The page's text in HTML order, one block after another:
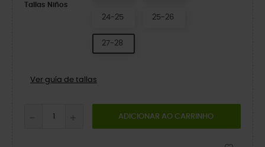
Tallas Niños
24-25 25-26
27-28
Ver guía de tallas
ADICIONAR AO CARRINHO